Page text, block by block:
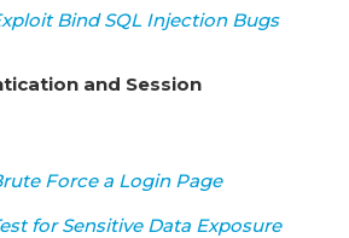
Bind SQL Injection Bugs
and Session
Force a Login Page
for Sensitive Data Exposure